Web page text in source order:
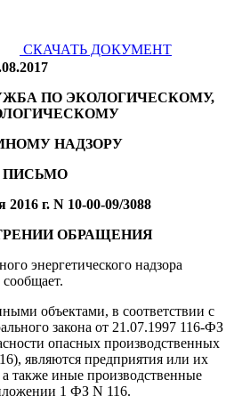
СКАЧАТЬ ДОКУМЕНТ
ПО ЭКОЛОГИЧЕСКОМУ,
НАДЗОРУ
ПИСЬМО
2016 г. N 10-00-09/3088
ОБРАЩЕНИЯ
энергетического надзора
объектами, в соответствии с
закона от 21.07.1997 116-ФЗ
опасных производственных
являются предприятия или их
также иные производственные
1 ФЗ N 116.